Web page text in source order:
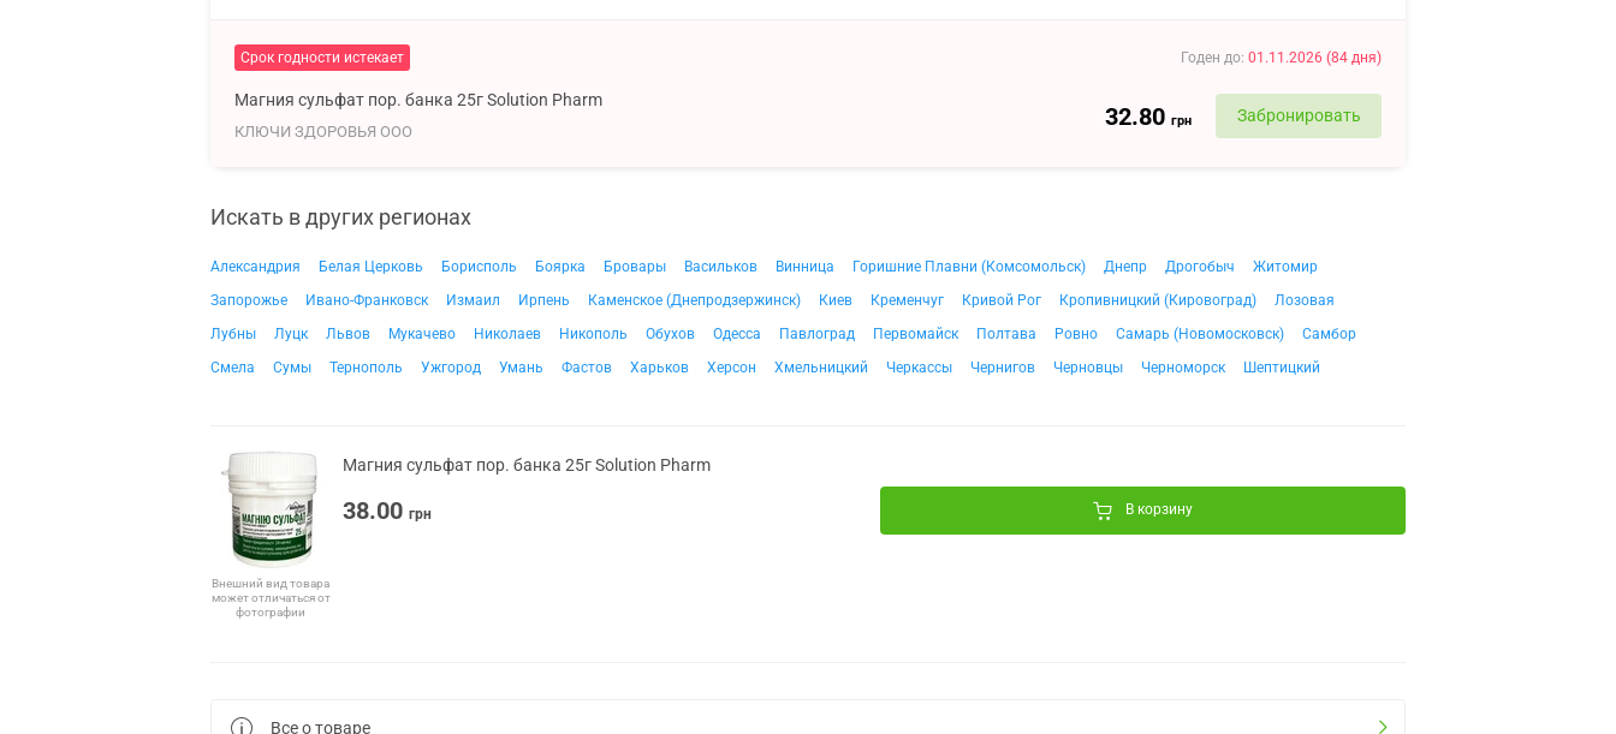
Срок годности истекает Годен до: 01.11.2026 (84 дня)
Магния сульфат пор. банка 25г Solution Pharm
КЛЮЧИ ЗДОРОВЬЯ ООО
32.80 грн Забронировать
Искать в других регионах
Александрия Белая Церковь Борисполь Боярка Бровары Васильков Винница Горишние Плавни (Комсомольск) Днепр Дрогобыч
Житомир
Запорожье
Ивано-Франковск Измаил Ирпень Каменское (Днепродзержинск) Киев Кременчуг Кривой Рог Кропивницкий (Кировоград)
Лозовая
Лубны
Луцк Львов Мукачево Николаев Никополь Обухов Одесса Павлоград Первомайск Полтава Ровно Самарь (Новомосковск)
Самбор
Смела
Сумы Тернополь Ужгород Умань Фастов Харьков Херсон Хмельницкий Черкассы Чернигов Черновцы Черноморск Шептицкий
Внешний вид товара
может отличаться от
фотографии
Магния сульфат пор. банка 25г Solution Pharm
38.00 грн В корзину
Все о товаре